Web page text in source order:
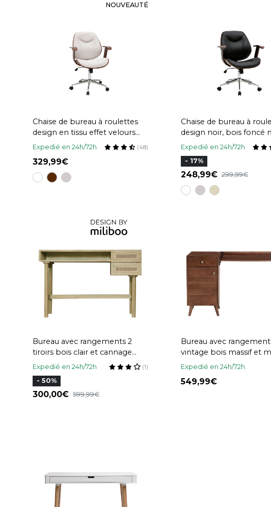
NOUVEAUTÉ
Chaise de bureau à roulettes
design en tissu effet velours
texturé beige, bois foncé et
acier chromé YORKE
Expedié en 24h/72h (48)
329,99
Chaise de bureau à
design noir, bois foncé
et acier chromé YORKE
Expedié en 24h/72h
- 17%
248,99 299,99
Bureau avec rangements 2
tiroirs bois clair et cannage
rotin L120 cm GALINA
Expedié en 24h/72h (1)
- 50%
300,00 599,99
Bureau avec
vintage bois massif et
doré L130 cm ROBY
Expedié en 24h/72h
549,99